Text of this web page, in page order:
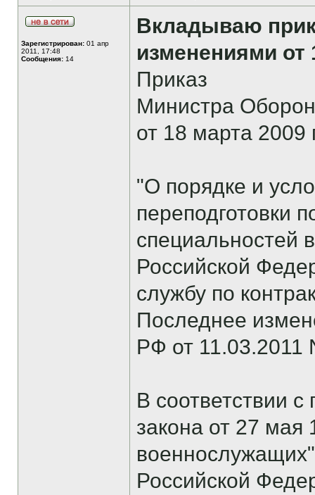
Зарегистрирован: 01 апр
2011, 17:48
Сообщения: 14
Вкладываю
изменениями от
Приказ
Министра
от 18 марта 2009
"О порядке и
переподготовки
специальностей
Российской
службу по
Последнее
РФ от 11.03.2011
В соответствии
закона от 27 мая
Российской